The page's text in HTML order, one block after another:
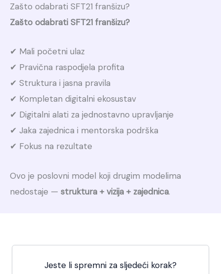
Zašto odabrati SFT21 franšizu?
Zašto odabrati SFT21 franšizu?
✔ Mali početni ulaz
✔ Pravična raspodjela profita
✔ Struktura i jasna pravila
✔ Kompletan digitalni ekosustav
✔ Digitalni alati za jednostavno upravljanje
✔ Jaka zajednica i mentorska podrška
✔ Fokus na rezultate
Ovo je poslovni model koji drugim modelima
nedostaje — struktura + vizija + zajednica.
Jeste li spremni za sljedeći korak?